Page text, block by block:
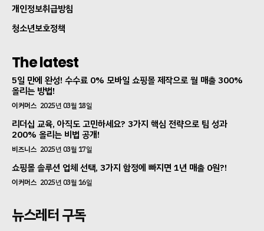
개인정보취급방침
청소년보호정책
The latest
5일 만에 완성! 수수료 0% 모바일 쇼핑몰 제작으로 월 매출 300%
올리는 방법!
이커머스 2025년 03월 18일
리더십 교육, 아직도 고민하세요? 3가지 핵심 전략으로 팀 성과
200% 올리는 비법 공개!
비즈니스 2025년 03월 17일
쇼핑몰 솔루션 업체 선택, 3가지 함정에 빠지면 1년 매출 0원?!
이커머스 2025년 03월 16일
뉴스레터 구독